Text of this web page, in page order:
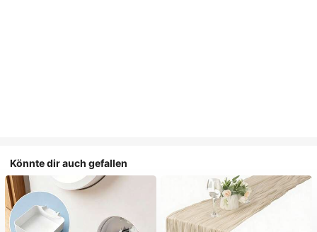
Könnte dir auch gefallen